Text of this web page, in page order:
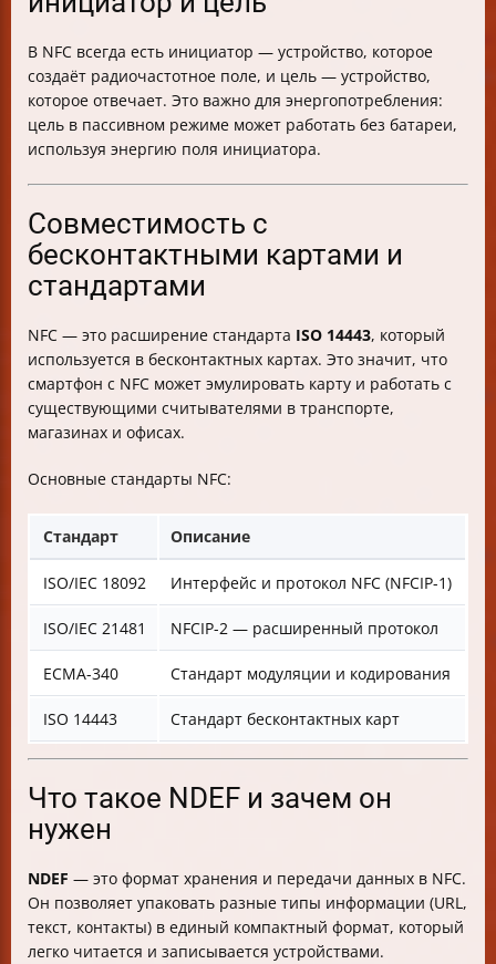
В NFC всегда есть инициатор — устройство, которое
создаёт радиочастотное поле, и цель — устройство,
которое отвечает. Это важно для энергопотребления:
цель в пассивном режиме может работать без батареи,
используя энергию поля инициатора.
Совместимость с
бесконтактными картами и
стандартами
NFC — это расширение стандарта ISO 14443, который
используется в бесконтактных картах. Это значит, что
смартфон с NFC может эмулировать карту и работать с
существующими считывателями в транспорте,
магазинах и офисах.
Основные стандарты NFC:
Стандарт Описание
ISO/IEC 18092 Интерфейс и протокол NFC (NFCIP-1)
ISO/IEC 21481 NFCIP-2 — расширенный протокол
ECMA-340 Стандарт модуляции и кодирования
ISO 14443 Стандарт бесконтактных карт
Что такое NDEF и зачем он
нужен
NDEF — это формат хранения и передачи данных в NFC.
Он позволяет упаковать разные типы информации (URL,
текст, контакты) в единый компактный формат, который
легко читается и записывается устройствами.